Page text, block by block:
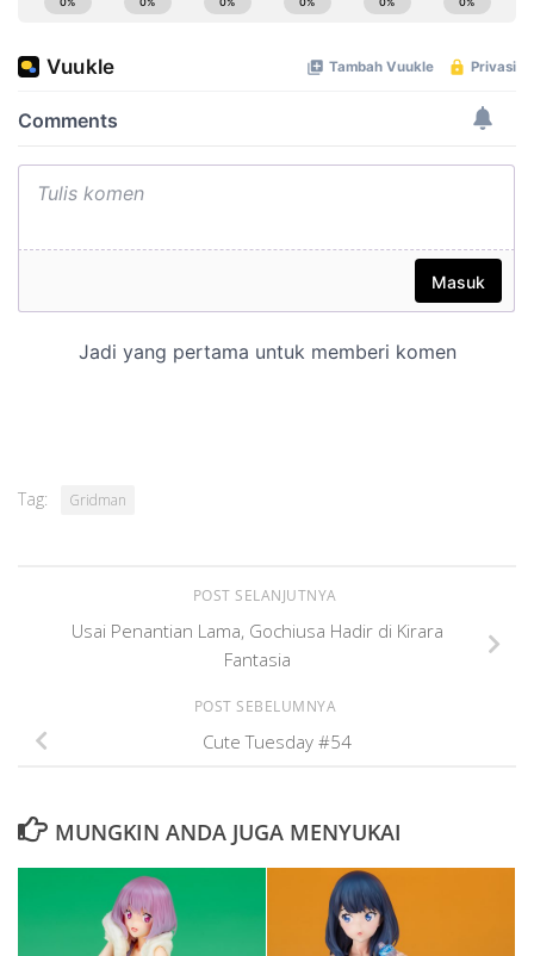
Tag: Gridman
POST SELANJUTNYA
Usai Penantian Lama, Gochiusa Hadir di Kirara
Fantasia
POST SEBELUMNYA
Cute Tuesday #54
MUNGKIN ANDA JUGA MENYUKAI